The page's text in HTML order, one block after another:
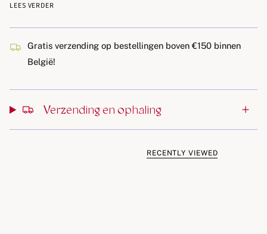
compartiment past, zodat er niets morst wanneer je het
van het aanrecht naar de diepvries verplaatst.
De trays zijn gemakkelijk stapelbaar en nemen zo weinig
ruimte in in de vriezer.
Wanneer je kindje groter wordt, gebruik je de tray voor
creatieve tussendoortjes, wolkvormige ijsblokjes of om
schattige wolkencupcakes te bakken.
LEES VERDER
Gratis verzending op bestellingen boven €150 binnen
België!
Verzending en ophaling
RECENTLY VIEWED